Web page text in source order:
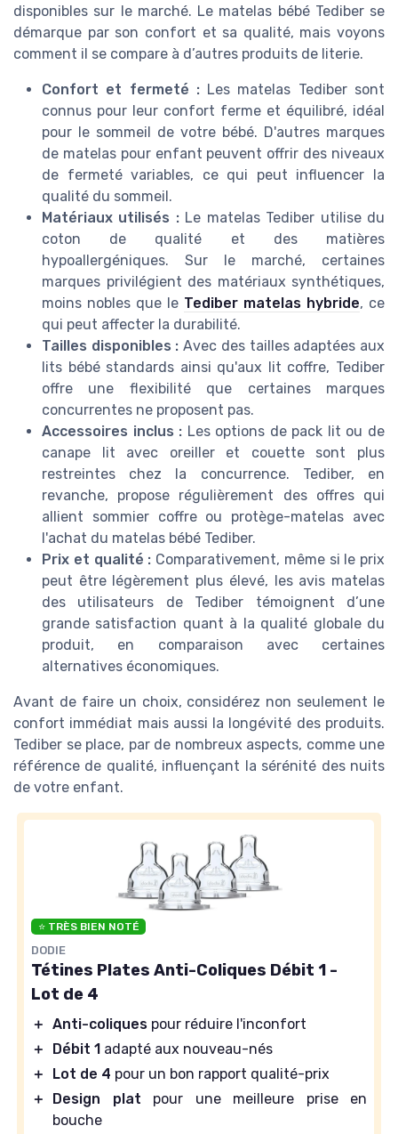
disponibles sur le marché. Le matelas bébé Tediber se
démarque par son confort et sa qualité, mais voyons
comment il se compare à d’autres produits de literie.
Confort et fermeté :Les matelas Tediber sont
connus pour leur confort ferme et équilibré, idéal
pour le sommeil de votre bébé. D'autres marques
de matelas pour enfant peuvent offrir des niveaux
de fermeté variables, ce qui peut influencer la
qualité du sommeil.
Matériaux utilisés :Le matelas Tediber utilise du
coton de qualité et des matières
hypoallergéniques. Sur le marché, certaines
marques privilégient des matériaux synthétiques,
moins nobles que le Tediber matelas hybride, ce
qui peut affecter la durabilité.
Tailles disponibles : Avec des tailles adaptées aux
lits bébé standards ainsi qu'aux lit coffre, Tediber
offre une flexibilité que certaines marques
concurrentes ne proposent pas.
Accessoires inclus : Les options de pack lit ou de
canape lit avec oreiller et couette sont plus
restreintes chez la concurrence. Tediber, en
revanche, propose régulièrement des offres qui
allient sommier coffre ou protège-matelas avec
l'achat du matelas bébé Tediber.
Prix et qualité : Comparativement, même si le prix
peut être légèrement plus élevé, les avis matelas
des utilisateurs de Tediber témoignent d’une
grande satisfaction quant à la qualité globale du
produit, en comparaison avec certaines
alternatives économiques.
Avant de faire un choix, considérez non seulement le
confort immédiat mais aussi la longévité des produits.
Tediber se place, par de nombreux aspects, comme une
référence de qualité, influençant la sérénité des nuits
de votre enfant.
⭐ TRÈS BIEN NOTÉ
DODIE
Tétines Plates Anti-Coliques Débit 1 -
Lot de 4
＋ Anti-coliques pour réduire l'inconfort
＋
Débit 1 adapté aux nouveau-nés
＋
Lot de 4 pour un bon rapport qualité-prix
＋
Design plat pour une meilleure prise en
bouche